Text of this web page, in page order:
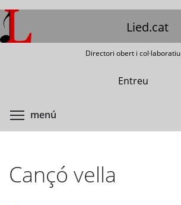
Vés
al
contingut
Lied.cat
Directori obert i col·laboratiu
Entreu
menú
Cançó vella